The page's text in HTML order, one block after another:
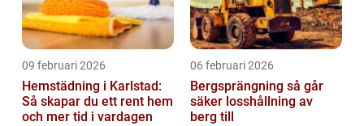
09 februari 2026
Hemstädning i Karlstad:
Så skapar du ett rent hem
och mer tid i vardagen
06 februari 2026
Bergsprängning så går
säker losshållning av
berg till